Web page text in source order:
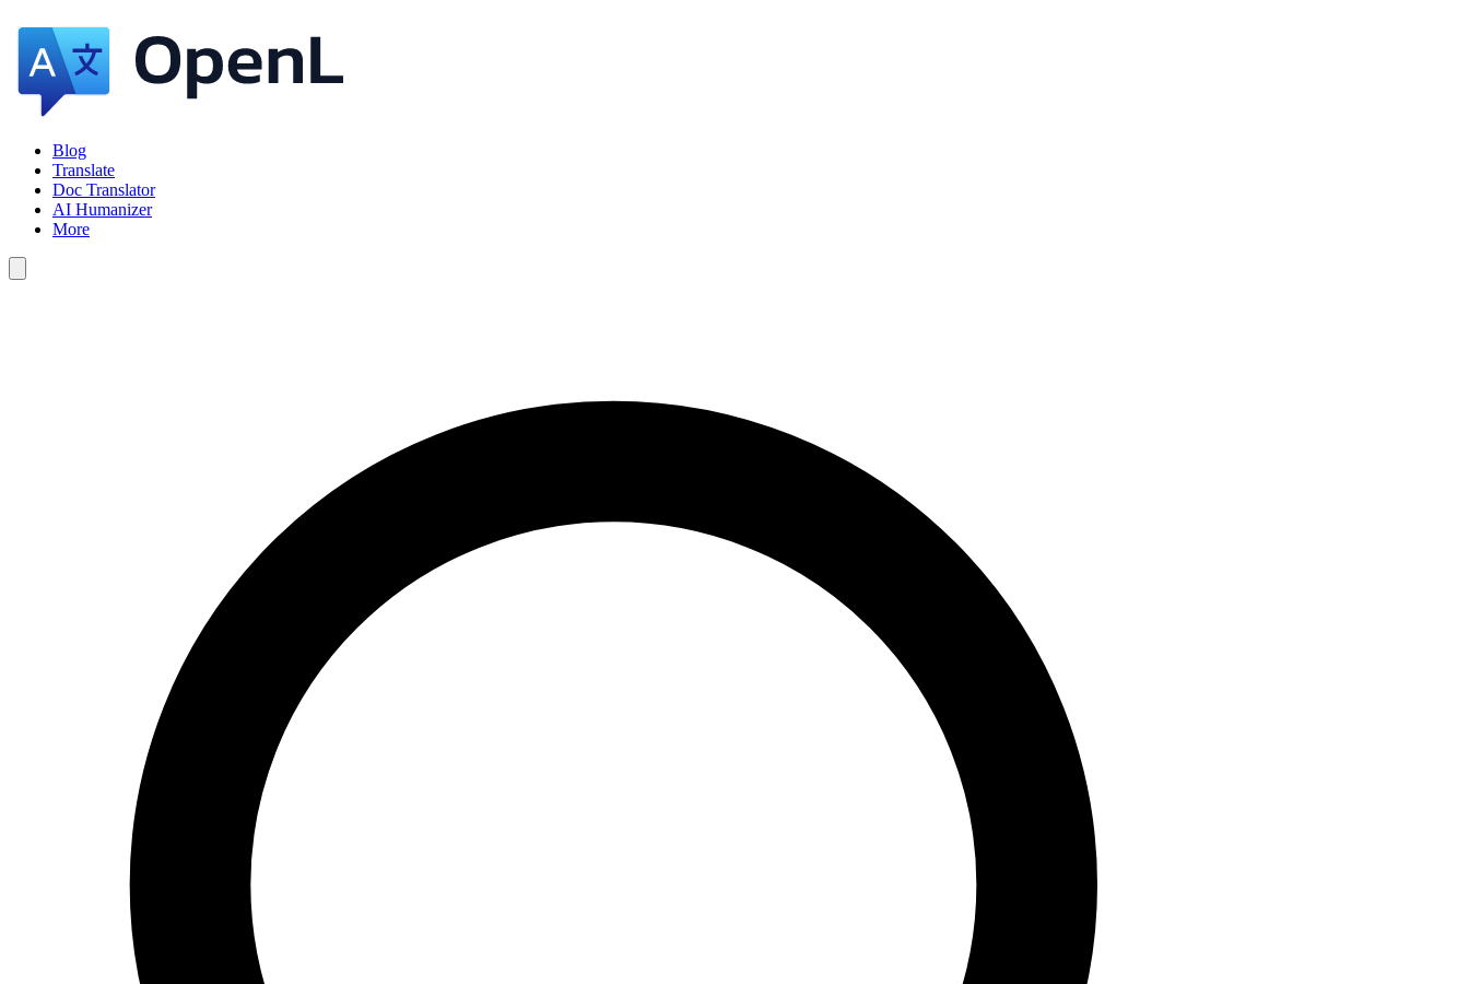
Blog
Translate
Doc Translator
AI Humanizer
More